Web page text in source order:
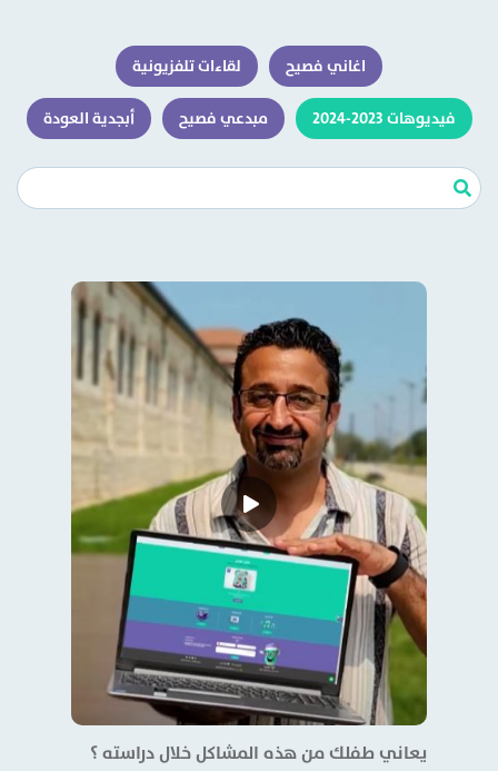
اغاني فصيح لقاءات تلفزيونية
فيديوهات 2023-2024 مبدعي فصيح أبجدية العودة
يعاني طفلك من هذه المشاكل خلال دراسته ؟